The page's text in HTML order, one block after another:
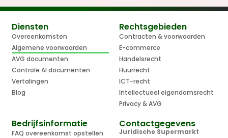
Diensten
Overeenkomsten
Algemene voorwaarden
AVG documenten
Controle AI documenten
Vertalingen
Blog
Rechtsgebieden
Contracten & voorwaarden
E-commerce
Handelsrecht
Huurrecht
ICT-recht
Intellectueel eigendomsrecht
Privacy & AVG
Bedrijfsinformatie
FAQ overeenkomst opstellen
Contactgegevens
Juridische Supermarkt